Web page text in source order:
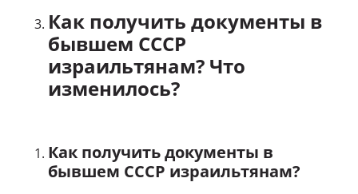
Как получить документы в
бывшем СССР
израильтянам? Что
изменилось?
Как получить документы в
бывшем СССР израильтянам?